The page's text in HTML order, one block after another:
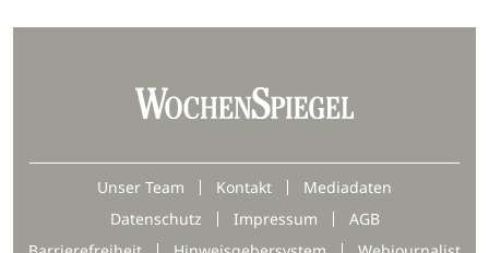
Unser Team Kontakt
Mediadaten
Datenschutz
Impressum
AGB